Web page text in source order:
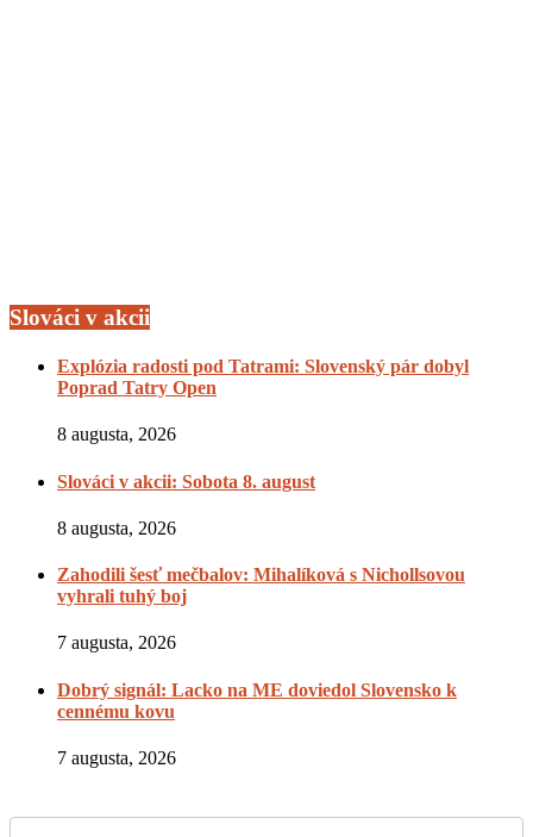
Slováci v akcii
Explózia radosti pod Tatrami: Slovenský pár dobyl
Poprad Tatry Open
8 augusta, 2026
Slováci v akcii: Sobota 8. august
8 augusta, 2026
Zahodili šesť mečbalov: Mihalíková s Nichollsovou
vyhrali tuhý boj
7 augusta, 2026
Dobrý signál: Lacko na ME doviedol Slovensko k
cennému kovu
7 augusta, 2026